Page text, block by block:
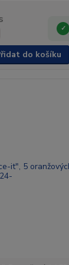
do košíku